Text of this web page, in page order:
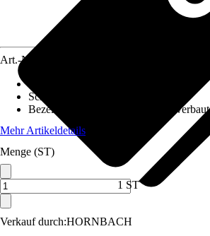
Verkauf durch:HORNBACH
Art.-Nr.
Schutzart
Bezeichnung Fassung
LED fest verbaut
Mehr Artikeldetails
Menge (ST)
1 ST